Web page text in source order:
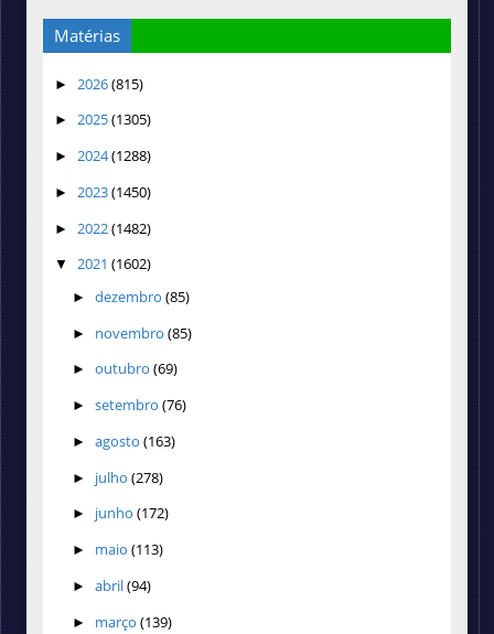
Matérias
► 2026(815)
► 2025(1305)
► 2024(1288)
► 2023(1450)
► 2022(1482)
▼ 2021 (1602)
► dezembro (85)
► novembro (85)
► outubro (69)
► setembro (76)
► agosto (163)
► julho (278)
► junho (172)
► maio (113)
► abril(94)
► março (139)